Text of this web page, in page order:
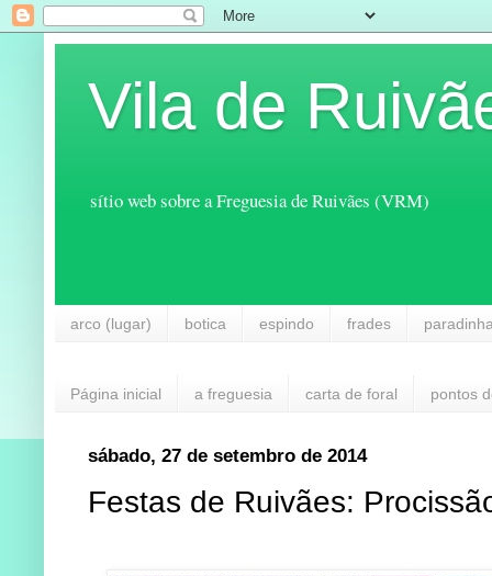
Vila de
sítio web sobre a Freguesia de Ruivães (VRM)
arco (lugar) botica espindo frades
Página inicial a freguesia carta de foral pontos
sábado, 27 de setembro de 2014
Festas de Ruivães: